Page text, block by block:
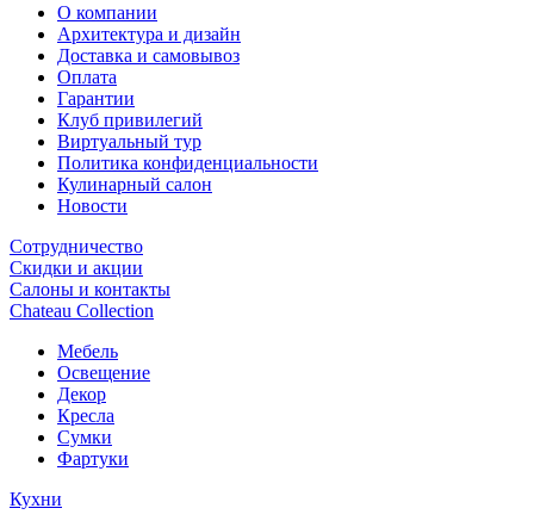
О компании
Архитектура и дизайн
Доставка и самовывоз
Оплата
Гарантии
Клуб привилегий
Виртуальный тур
Политика конфиденциальности
Кулинарный салон
Новости
Сотрудничество
Скидки и акции
Салоны и контакты
Chateau Collection
Мебель
Освещение
Декор
Кресла
Сумки
Фартуки
Кухни